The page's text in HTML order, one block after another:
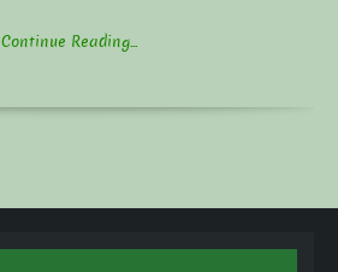
Continue Reading...